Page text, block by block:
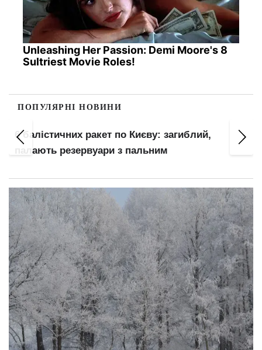
Unleashing Her Passion: Demi Moore's 8
Sultriest Movie Roles!
ПОПУЛЯРНІ НОВИНИ
6 балістичних ракет по Києву: загиблий,
палають резервуари з пальним